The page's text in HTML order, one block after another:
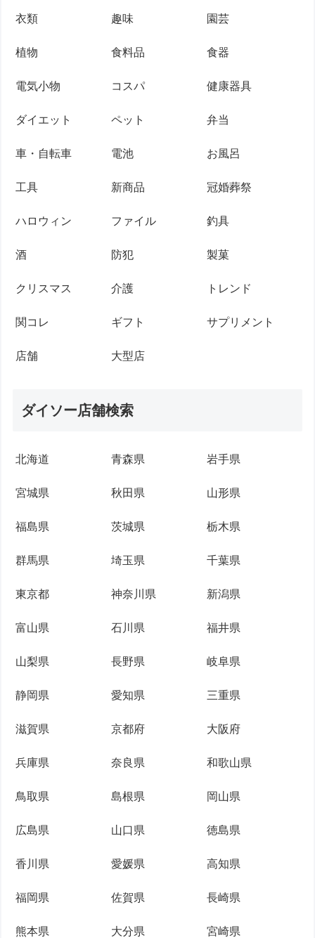
衣類 趣味 園芸
植物 食料品 食器
電気小物 コスパ 健康器具
ダイエット ペット 弁当
車・自転車 電池 お風呂
工具 新商品 冠婚葬祭
ハロウィン ファイル 釣具
酒 防犯 製菓
クリスマス 介護 トレンド
関コレ ギフト サプリメント
店舗 大型店
ダイソー店舗検索
北海道 青森県 岩手県
宮城県 秋田県 山形県
福島県 茨城県 栃木県
群馬県 埼玉県 千葉県
東京都 神奈川県 新潟県
富山県 石川県 福井県
山梨県 長野県 岐阜県
静岡県 愛知県 三重県
滋賀県 京都府 大阪府
兵庫県 奈良県 和歌山県
鳥取県 島根県 岡山県
広島県 山口県 徳島県
香川県 愛媛県 高知県
福岡県 佐賀県 長崎県
熊本県 大分県 宮崎県